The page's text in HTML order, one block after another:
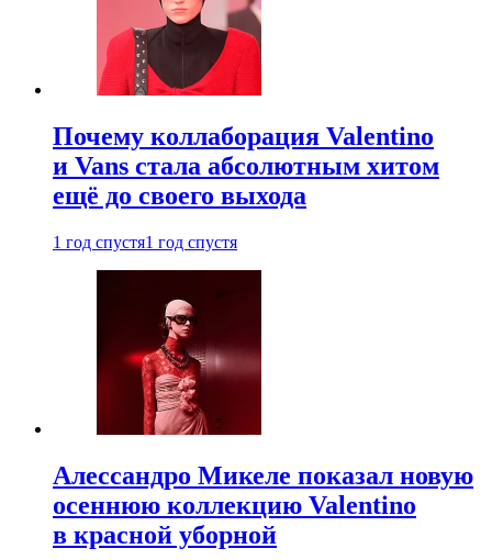
Почему коллаборация Valentino
и Vans стала абсолютным хитом
ещё до своего выхода
1 год спустя1 год спустя
Алессандро Микеле показал новую
осеннюю коллекцию Valentino
в красной уборной